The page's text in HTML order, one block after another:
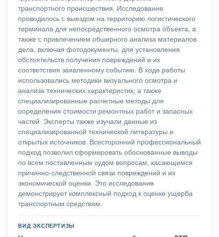
транспортного происшествия. Исследование
проводилось с выездом на территорию логистического
терминала для непосредственного осмотра объекта, а
также с привлечением обширного анализа материалов
дела, включая фотодокументы, для установления
обстоятельств получения повреждений и их
соответствия заявленному событию. В ходе работы
использовались методики визуального осмотра и
анализа технических характеристик, а также
специализированные расчетные методы для
определения стоимости ремонтных работ и запасных
частей. Эксперты также изучали данные из
специализированной технической литературы и
открытых источников. Всесторонний профессиональный
подход позволил сформировать обоснованные выводы
по всем поставленным судом вопросам, касающимся
причинно-следственной связи повреждений и их
экономической оценки. Это исследование
демонстрирует комплексный подход к оценке ущерба
транспортным средствам.
ВИД ЭКСПЕРТИЗЫ